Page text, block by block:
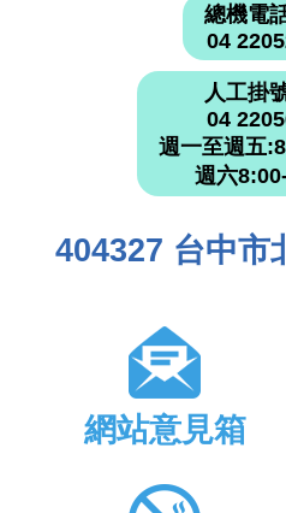
總機電
04
人工掛
04
週一至週五
週六
404327 台中市
網站意見箱